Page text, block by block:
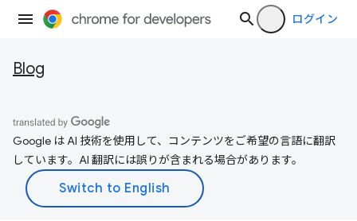
ログイン
Blog
Google は AI 技術を使用して、コンテンツをご希望の言語に翻訳
しています。AI 翻訳には誤りが含まれる場合があります。